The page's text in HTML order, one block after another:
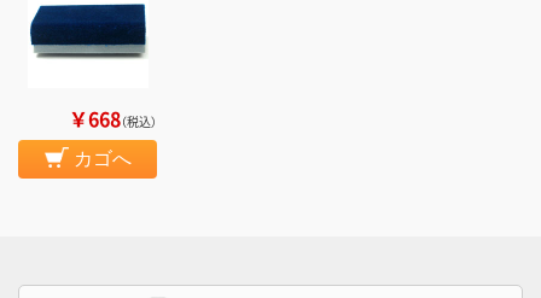
￥668（税込）
カゴへ